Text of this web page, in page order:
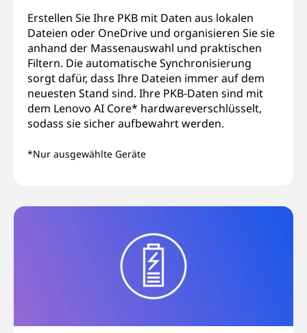
Erstellen Sie Ihre PKB mit Daten aus lokalen
Dateien oder OneDrive und organisieren Sie sie
anhand der Massenauswahl und praktischen
Filtern. Die automatische Synchronisierung
sorgt dafür, dass Ihre Dateien immer auf dem
neuesten Stand sind. Ihre PKB-Daten sind mit
dem Lenovo AI Core* hardwareverschlüsselt,
sodass sie sicher aufbewahrt werden.
*Nur ausgewählte Geräte